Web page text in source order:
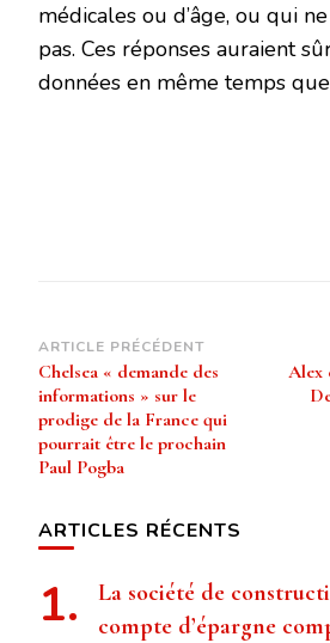
médicales ou d’âge, ou qui
pas. Ces réponses auraient
données en même temps
Navigation
d’article
ARTICLE PRÉCÉDENT
Chelsea « demande des
informations » sur le
prodige de la France qui
pourrait être le prochain
Paul Pogba
Alex
ARTICLES RÉCENTS
La société de
compte d’épargne